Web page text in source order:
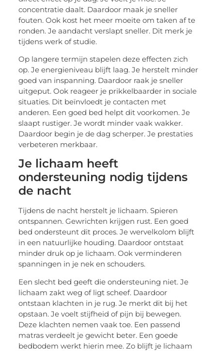
concentratie daalt. Daardoor maak je sneller
fouten. Ook kost het meer moeite om taken af te
ronden. Je aandacht verslapt sneller. Dit merk je
tijdens werk of studie.
Op langere termijn stapelen deze effecten zich
op. Je energieniveau blijft laag. Je herstelt minder
goed van inspanning. Daardoor raak je sneller
uitgeput. Ook reageer je prikkelbaarder in sociale
situaties. Dit beïnvloedt je contacten met
anderen. Een goed bed helpt dit voorkomen. Je
slaapt rustiger. Je wordt minder vaak wakker.
Daardoor begin je de dag scherper. Je prestaties
verbeteren merkbaar.
Je lichaam heeft
ondersteuning nodig tijdens
de nacht
Tijdens de nacht herstelt je lichaam. Spieren
ontspannen. Gewrichten krijgen rust. Een goed
bed ondersteunt dit proces. Je wervelkolom blijft
in een natuurlijke houding. Daardoor ontstaat
minder druk op je lichaam. Ook verminderen
spanningen in je nek en schouders.
Een slecht bed geeft die ondersteuning niet. Je
lichaam zakt weg of ligt scheef. Daardoor
ontstaan klachten in je rug. Je merkt dit bij het
opstaan. Je voelt stijfheid of pijn bij bewegen.
Deze klachten nemen vaak toe. Een passend
matras verdeelt je gewicht beter. Een goede
bedbodem werkt hierin mee. Zo blijft je lichaam